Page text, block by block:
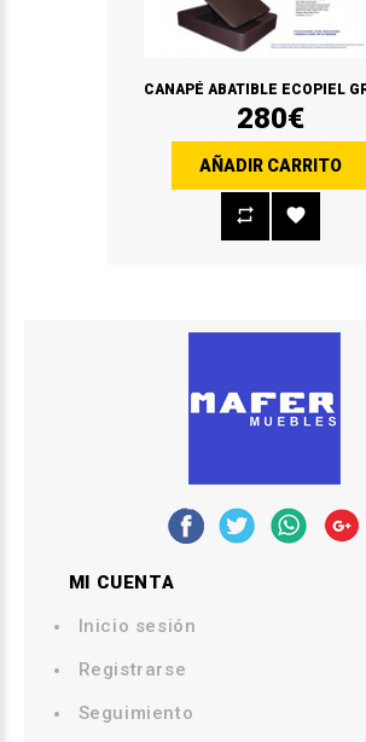
280€
AÑADIR CARRITO
MI CUENTA
Inicio sesión
Registrarse
Seguimiento